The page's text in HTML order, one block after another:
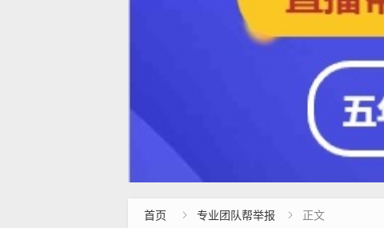
首页  专业团队帮举报  正文